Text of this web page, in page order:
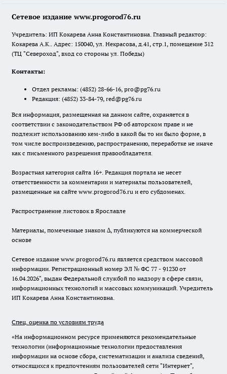
Сетевое издание www.progorod76.ru
Учредитель: ИП Кокарева Анна Константиновна. Главный редактор:
Кокарева А.К.. Адрес: 150040, ул. Некрасова, д.41, стр.1, помещение 312
(ТЦ "Североход", вход со стороны ул. Победы)
Контакты:
Отдел рекламы: (4852) 28-66-16, pro@pg76.ru
Редакция: (4852) 33-84-79, red@pg76.ru
Вся информация, размещенная на данном сайте, охраняется в
соответствии с законодательством РФ об авторском праве и не
подлежит использованию кем-либо в какой бы то ни было форме, в
том числе воспроизведению, распространению, переработке не иначе
как с письменного разрешения правообладателя.
Возрастная категория сайта 16+. Редакция портала не несет
ответственности за комментарии и материалы пользователей,
размещенные на сайте www.progorod76.ru и его субдоменах.
Распространение листовок в Ярославле
Материалы, помеченные знаком ∆, публикуются на коммерческой
основе
Сетевое издание www.progorod76.ru является средством массовой
информации. Регистрационный номер ЭЛ № ФС 77 - 91230 от
16.04.2026", выдан Федеральной службой по надзору в сфере связи,
информационных технологий и массовых коммуникаций. Учредитель
ИП Кокарева Анна Константиновна.
Спец. оценка по условиям труда
«На информационном ресурсе применяются рекомендательные
технологии (информационные технологии предоставления
информации на основе сбора, систематизации и анализа сведений,
относящихся к предпочтениям пользователей сети "Интернет",